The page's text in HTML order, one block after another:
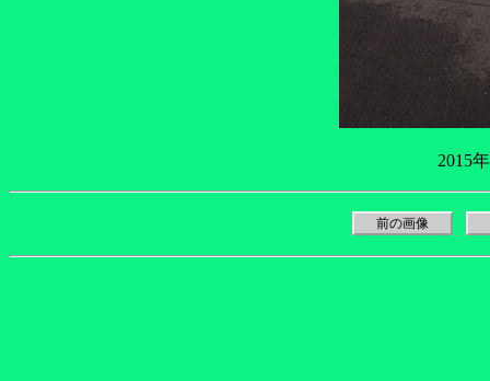
2015
前の画像